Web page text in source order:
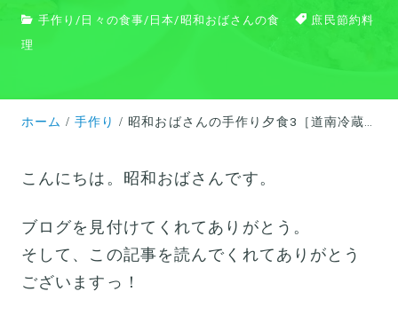
手作り / 日々の食事/ 日本/ 昭和おばさんの食
庶民節約料
理
ホーム 手作り 昭和おばさんの手作り夕食3［道南冷蔵 函館工場 無着色 鮭ほぐし（鮭フレーク）を使用］を食べて画像撮りました。
こんにちは。昭和おばさんです。
ブログを見付けてくれてありがとう。
そして、この記事を読んでくれてありがとう
ございますっ！